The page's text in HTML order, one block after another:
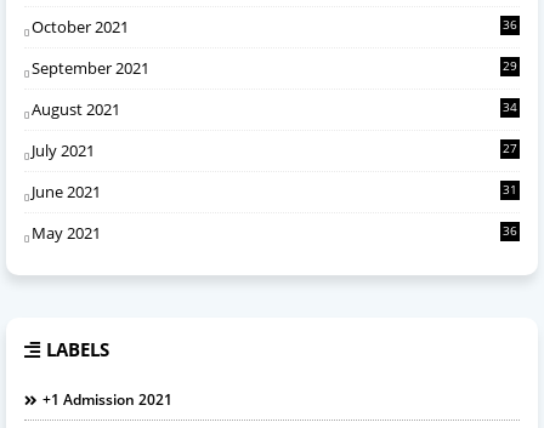
October 2021 36
September 2021 29
August 2021 34
July 2021 27
June 2021 31
May 2021 36
LABELS
+1 Admission 2021